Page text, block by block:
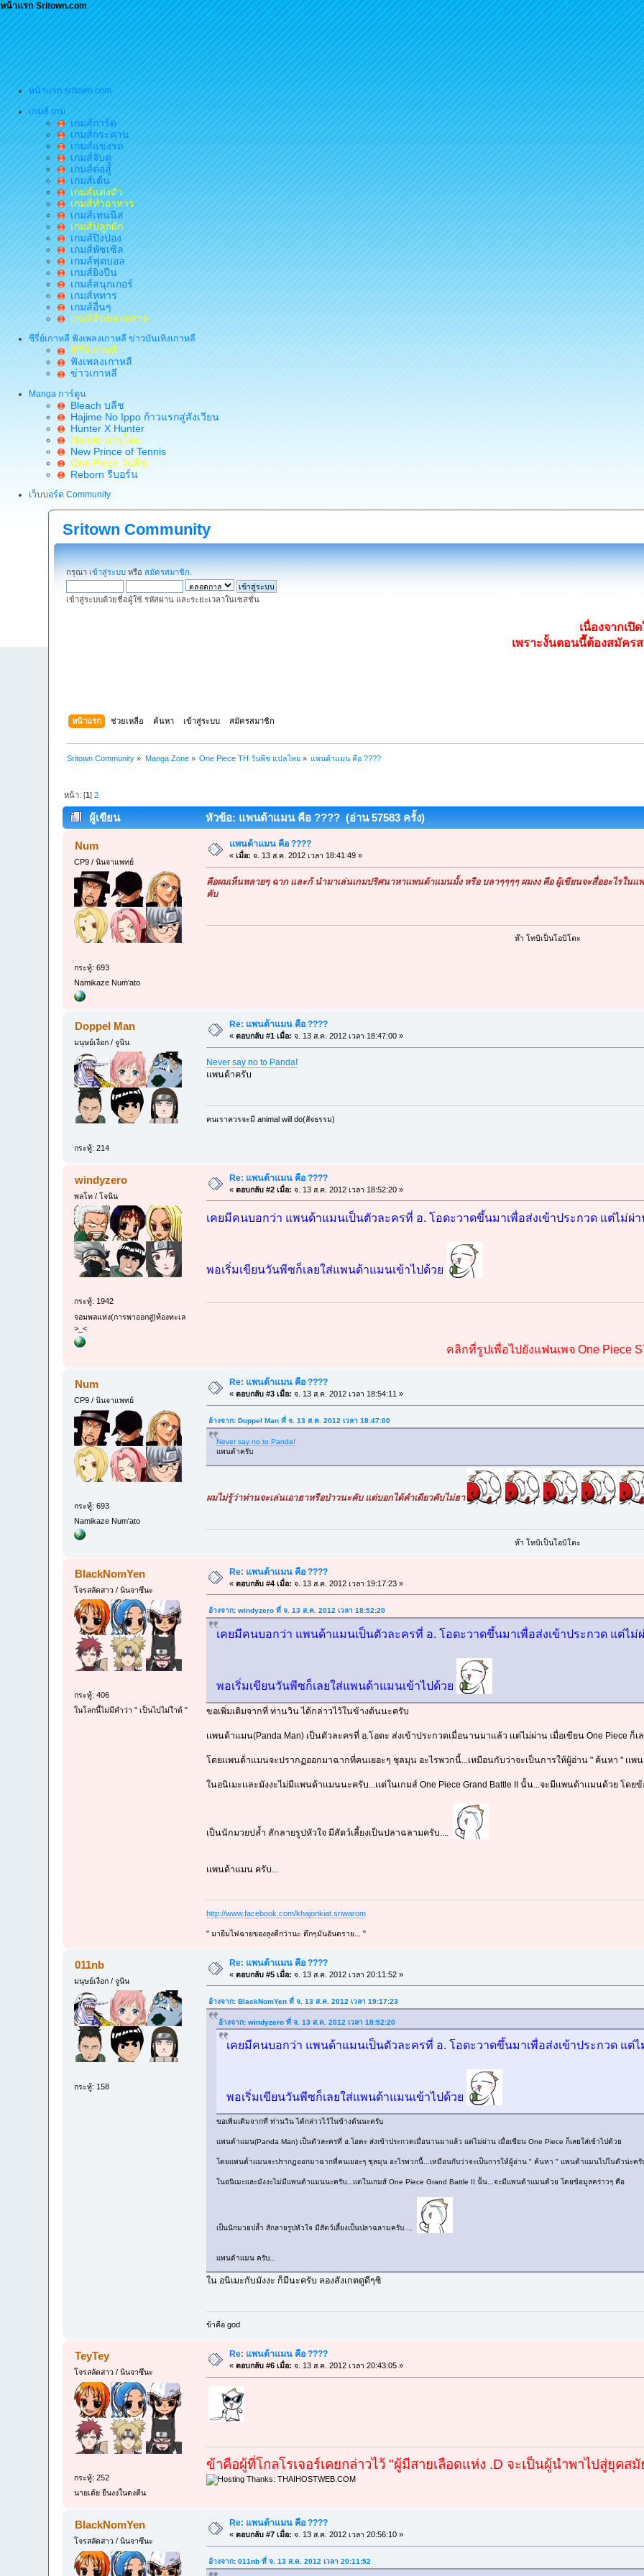
หน้าแรก Sritown.com
หน้าแรก sritown.com
เกมส์ เกม
เกมส์การ์ด
เกมส์กระดาน
เกมส์แข่งรถ
เกมส์จับคู่
เกมส์ต่อสู้
เกมส์เต้น
เกมส์แต่งตัว
เกมส์ทำอาหาร
เกมส์เทนนิส
เกมส์ปลูกผัก
เกมส์ปิงปอง
เกมส์พัซเซิล
เกมส์ฟุตบอล
เกมส์ยิงปืน
เกมส์สนุกเกอร์
เกมส์หทาร
เกมส์อื่นๆ
เกมส์ฮิตตลอดกาล
ซีรี่ย์เกาหลี ฟังเพลงเกาหลี ข่าวบันเทิงเกาหลี
ซีรี่ย์เกาหลี
ฟังเพลงเกาหลี
ข่าวเกาหลี
Manga การ์ตูน
Bleach บลีช
Hajime No Ippo ก้าวแรกสู่สังเวียน
Hunter X Hunter
Naruto นารุโตะ
New Prince of Tennis
One Piece วันพีช
Reborn รีบอร์น
เว็บบอร์ด Community
Sritown Community
กรุณา เข้าสู่ระบบ หรือสมัครสมาชิก
เข้าสู่ระบบด้วยชื่อผู้ใช้ รหัสผ่าน และระยะเวลาในเซสชั่น
เนื่องจากเปิ
เพราะงั้นตอนนี้ต้องสมัค
หน้าแรก ช่วยเหลือ ค้นหา เข้าสู่ระบบ สมัครสมาชิก
Sritown Community » Manga Zone» One Piece TH วันพีช แปลไทย » แพนด้าแมน คือ ????
หน้า: [1]2
ผู้เขียน หัวข้อ: แพนด้าแมน คือ ???? (อ่าน 57583 ครั้ง)
Num
CP9 / นินจาแพทย์
กระทู้: 693
Namikaze Num'ato
แพนด้าแมน คือ ????
«เมื่อ: จ. 13 ส.ค. 2012 เวลา 18:41:49 »
คือผมเห็นหลายๆ ฉาก และก้ นำมาเล่นเกมปริศนาหาแพนด้าแมนมั้ง หรือ บลาๆๆๆๆ ผมงง คือ ผู้เขียนจะสื่ออะไรใน
คับ
ห๊า โทบิเป็นโอบิโตะ
Doppel Man
มนุษย์เงือก / จูนิน
กระทู้: 214
Re: แพนด้าแมน คือ ????
«ตอบกลับ #1 เมื่อ: จ. 13 ส.ค. 2012 เวลา 18:47:00 »
Never say no to Panda!
แพนด้าครับ
คนเราควรจะมี animal will do(สัจธรรม)
windyzero
พลโท / โจนิน
กระทู้: 1942
จอมพลแห่ง(การพาออกสู่)ท้องทะเล
>_<
Re: แพนด้าแมน คือ ????
«ตอบกลับ #2 เมื่อ: จ. 13 ส.ค. 2012 เวลา 18:52:20 »
เคยมีคนบอกว่า แพนด้าแมนเป็นตัวละครที่ อ. โอดะวาดขึ้นมาเพื่อส่งเข้าประกวด แต่ไม่ผ่า
พอเริ่มเขียนวันพีซก็เลยใส่แพนด้าแมนเข้าไปด้วย
คลิกที่รูปเพื่อไปยังแฟนเพจ One Piece
Num
CP9 / นินจาแพทย์
กระทู้: 693
Namikaze Num'ato
Re: แพนด้าแมน คือ ????
«ตอบกลับ #3 เมื่อ: จ. 13 ส.ค. 2012 เวลา 18:54:11 »
อ้างจาก: Doppel Man ที่ จ. 13 ส.ค. 2012 เวลา 18:47:00
Never say no to Panda!
แพนด้าครับ
ผมไม่รู้ว่าท่านจะเล่นเอาฮาหรือป่าวนะคับ แต่บอกได้คำเดียวคับไม่ฮา
ห๊า โทบิเป็นโอบิโตะ
BlackNomYen
โจรสลัดสาว / นินจาซึนะ
กระทู้: 406
ในโลกนี้ไม่มีคำว่า " เป็นไปไม่ไำด้ "
Re: แพนด้าแมน คือ ????
«ตอบกลับ #4 เมื่อ: จ. 13 ส.ค. 2012 เวลา 19:17:23 »
อ้างจาก: windyzero ที่ จ. 13 ส.ค. 2012 เวลา 18:52:20
เคยมีคนบอกว่า แพนด้าแมนเป็นตัวละครที่ อ. โอดะวาดขึ้นมาเพื่อส่งเข้าประกวด แต่ไม่
พอเริ่มเขียนวันพีซก็เลยใส่แพนด้าแมนเข้าไปด้วย
ขอเพิ่มเติมจากที่ ท่านวิน ได้กล่าวไว้ในข้างต้นนะครับ
เเพนด้าเเมน(Panda Man) เป็นตัวละครที่ อ.โอดะ ส่งเข้าประกวดเมื่อนานมาเเล้ว เเต่ไม่ผ่าน เมื่อเขียน One Piece ก็เ
โดยเเพนด้่าเเมนจะปรากฏออกมาฉากที่คนเยอะๆ ชุลมุน อะไรพวกนี้...เหมือนกับว่าจะเป็นการให้ผู้อ่าน " ค้นหา " เเพ
ในอนิเมะเเละมังงะไม่มีเเพนด้าเเมนนะครับ...เเต่ในเกมส์ One Piece Grand Battle II นั้น...จะมีเเพนด้าเเมนด้วย โดย
เป็นนักมวยปล้ำ สักลายรูปหัวใจ มีสัตว์เลี้ยงเป็นปลาฉลามครับ....
เเพนด้าเเมน ครับ...
http://www.facebook.com/khajonkiat.sriwarom
" มายืมไฟฉายของลุงดีกว่านะ ดึกๆมันอันตราย... "
011nb
มนุษย์เงือก / จูนิน
กระทู้: 158
Re: แพนด้าแมน คือ ????
«ตอบกลับ #5 เมื่อ: จ. 13 ส.ค. 2012 เวลา 20:11:52 »
อ้างจาก: BlackNomYen ที่ จ. 13 ส.ค. 2012 เวลา 19:17:23
อ้างจาก: windyzero ที่ จ. 13 ส.ค. 2012 เวลา 18:52:20
เคยมีคนบอกว่า แพนด้าแมนเป็นตัวละครที่ อ. โอดะวาดขึ้นมาเพื่อส่งเข้าประกวด แต่
พอเริ่มเขียนวันพีซก็เลยใส่แพนด้าแมนเข้าไปด้วย
ขอเพิ่มเติมจากที่ ท่านวิน ได้กล่าวไว้ในข้างต้นนะครับ
เเพนด้าเเมน(Panda Man) เป็นตัวละครที่ อ.โอดะ ส่งเข้าประกวดเมื่อนานมาเเล้ว เเต่ไม่ผ่าน เมื่อเขียน One Piece ก็เลยใส่เข้าไปด้วย
โดยเเพนด้่าเเมนจะปรากฏออกมาฉากที่คนเยอะๆ ชุลมุน อะไรพวกนี้...เหมือนกับว่าจะเป็นการให้ผู้อ่าน " ค้นหา " เเพนด้าเเมนไปในตัวน่ะครั
ในอนิเมะเเละมังงะไม่มีเเพนด้าเเมนนะครับ...เเต่ในเกมส์ One Piece Grand Battle II นั้น...จะมีเเพนด้าเเมนด้วย โดยข้อมูลคร่าวๆ คือ
เป็นนักมวยปล้ำ สักลายรูปหัวใจ มีสัตว์เลี้ยงเป็นปลาฉลามครับ....
เเพนด้าเเมน ครับ...
ใน อนิเมะกับมังงะ ก็มีนะครับ ลองสังเกตดูดีๆซิ
ข้าคือ god
TeyTey
โจรสลัดสาว / นินจาซึนะ
กระทู้: 252
นายเต้ย ยืนงงในดงตีน
Re: แพนด้าแมน คือ ????
«ตอบกลับ #6 เมื่อ: จ. 13 ส.ค. 2012 เวลา 20:43:05 »
ข้าคือผู้ที่โกลโรเจอร์เคยกล่าวไว้ "ผู้มีสายเลือดแห่ง .D จะเป็นผู้นำพาไปสู่ยุค
BlackNomYen
โจรสลัดสาว / นินจาซึนะ
Re: แพนด้าแมน คือ ????
«ตอบกลับ #7 เมื่อ: จ. 13 ส.ค. 2012 เวลา 20:56:10 »
อ้างจาก: 011nb ที่ จ. 13 ส.ค. 2012 เวลา 20:11:52